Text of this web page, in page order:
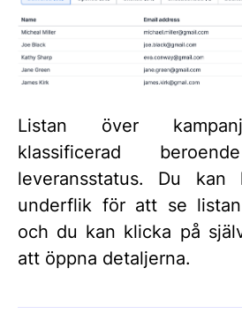
Listan över
klassificerad
leveransstatus. Du
underflik för att se
och du kan klicka på
att öppna detaljerna.